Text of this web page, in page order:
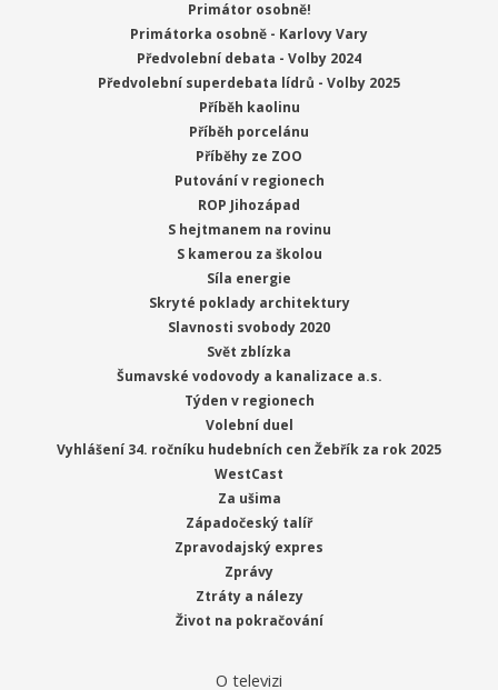
Primátor osobně!
Primátorka osobně - Karlovy Vary
Předvolební debata - Volby 2024
Předvolební superdebata lídrů - Volby 2025
Příběh kaolinu
Příběh porcelánu
Příběhy ze ZOO
Putování v regionech
ROP Jihozápad
S hejtmanem na rovinu
S kamerou za školou
Síla energie
Skryté poklady architektury
Slavnosti svobody 2020
Svět zblízka
Šumavské vodovody a kanalizace a.s.
Týden v regionech
Volební duel
Vyhlášení 34. ročníku hudebních cen Žebřík za rok 2025
WestCast
Za ušima
Západočeský talíř
Zpravodajský expres
Zprávy
Ztráty a nálezy
Život na pokračování
O televizi